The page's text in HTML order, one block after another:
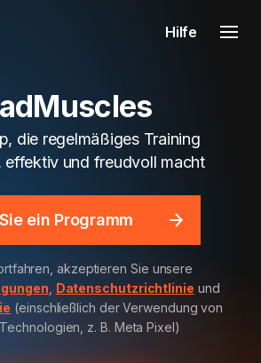
Hilfe
die regelmäßiges Training
effektiv und freudvoll macht
ein Programm
akzeptieren Sie unsere
Datenschutzrichtlinie und
(einschließlich der Verwendung von
z. B. Meta Pixel)